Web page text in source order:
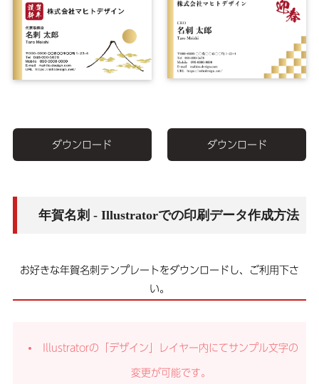
ダウンロード ダウンロード
年賀名刺 - Illustratorでの印刷データ作成方法
お好きな年賀名刺テンプレートをダウンロードし、ご利用下さ
い。
Illustratorの「デザイン」レイヤー内にてサンプル文字の
変更が可能です。